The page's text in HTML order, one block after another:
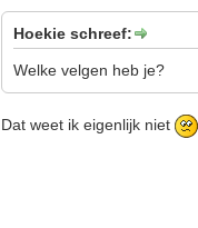
Hoekie schreef:
Welke velgen heb je?
Dat weet ik eigenlijk niet